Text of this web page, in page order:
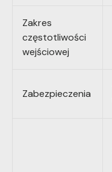
Zakres
częstotliwości
wejściowej
Zabezpieczenia